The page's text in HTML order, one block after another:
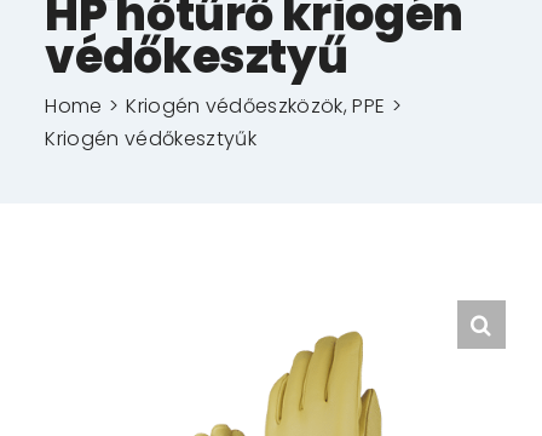
HP hőtűrő kriogén
védőkesztyű
Home
Kriogén védőeszközök, PPE
Kriogén védőkesztyűk